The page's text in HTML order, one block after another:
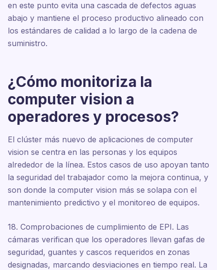
en este punto evita una cascada de defectos aguas
abajo y mantiene el proceso productivo alineado con
los estándares de calidad a lo largo de la cadena de
suministro.
¿Cómo monitoriza la
computer vision a
operadores y procesos?
El clúster más nuevo de aplicaciones de computer
vision se centra en las personas y los equipos
alrededor de la línea. Estos casos de uso apoyan tanto
la seguridad del trabajador como la mejora continua, y
son donde la computer vision más se solapa con el
mantenimiento predictivo y el monitoreo de equipos.
18. Comprobaciones de cumplimiento de EPI. Las
cámaras verifican que los operadores llevan gafas de
seguridad, guantes y cascos requeridos en zonas
designadas, marcando desviaciones en tiempo real. La